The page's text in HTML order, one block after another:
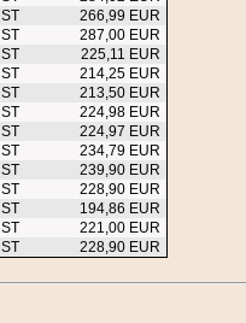
ST
266,99 EUR
ST
287,00 EUR
ST
225,11 EUR
ST
214,25 EUR
ST
213,50 EUR
ST
224,98 EUR
ST
224,97 EUR
ST
234,79 EUR
ST
239,90 EUR
ST
228,90 EUR
ST
194,86 EUR
ST
221,00 EUR
ST 228,90 EUR